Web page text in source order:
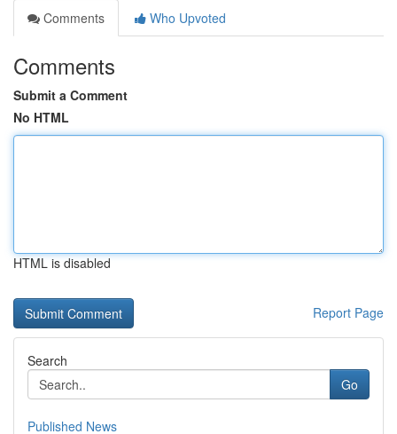
Comments
Who Upvoted
Comments
Submit a Comment
No HTML
HTML is disabled
Report Page
Search
Go
Published News